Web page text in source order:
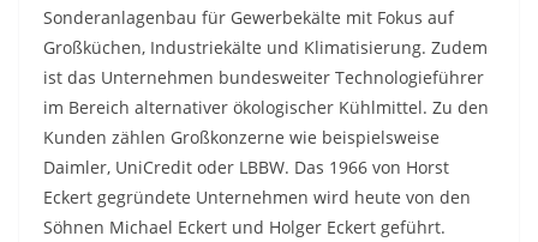
Sonderanlagenbau für Gewerbekälte mit Fokus auf
Großküchen, Industriekälte und Klimatisierung. Zudem
ist das Unternehmen bundesweiter Technologieführer
im Bereich alternativer ökologischer Kühlmittel. Zu den
Kunden zählen Großkonzerne wie beispielsweise
Daimler, UniCredit oder LBBW. Das 1966 von Horst
Eckert gegründete Unternehmen wird heute von den
Söhnen Michael Eckert und Holger Eckert geführt.